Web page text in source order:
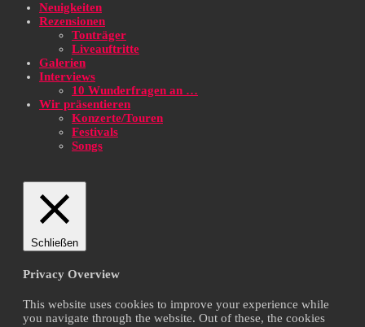
Neuigkeiten
Rezensionen
Tonträger
Liveauftritte
Galerien
Interviews
10 Wunderfragen an …
Wir präsentieren
Konzerte/Touren
Festivals
Songs
Schließen
Privacy Overview
This website uses cookies to improve your experience while
you navigate through the website. Out of these, the cookies